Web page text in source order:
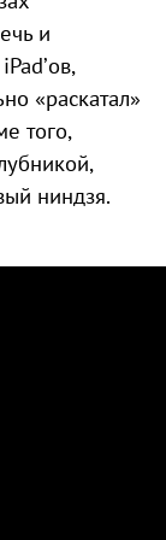
и
«раскатал»
того,
ниндзя.